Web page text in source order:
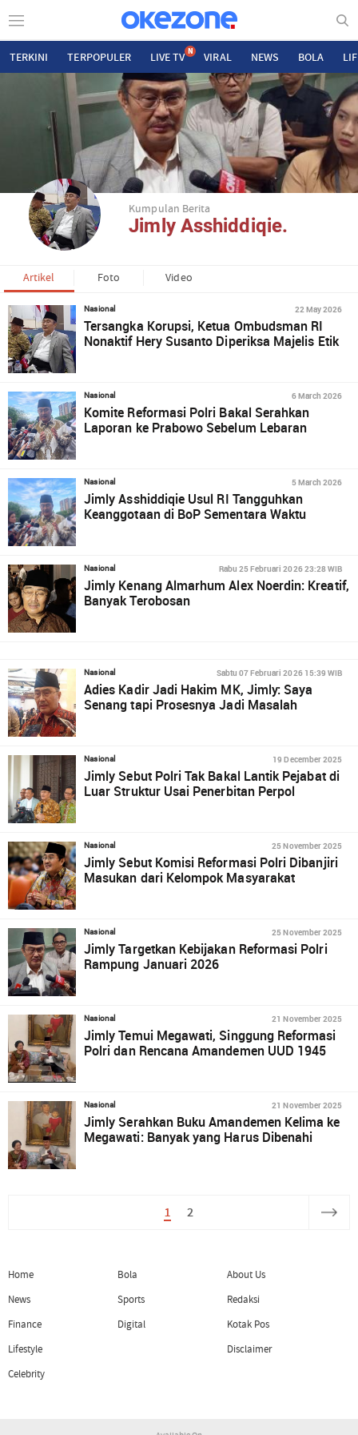
TERKINI TERPOPULER LIVE TV N VIRAL NEWS BOLA
Kumpulan Berita
Jimly Asshiddiqie.
Artikel Foto Video
Nasional 22 May 2026
Tersangka Korupsi, Ketua Ombudsman RI
Nonaktif Hery Susanto Diperiksa Majelis Etik
Nasional 6 March 2026
Komite Reformasi Polri Bakal Serahkan
Laporan ke Prabowo Sebelum Lebaran
Nasional 5 March 2026
Jimly Asshiddiqie Usul RI Tangguhkan
Keanggotaan di BoP Sementara Waktu
Nasional Rabu 25 Februari 2026 23:28 WIB
Jimly Kenang Almarhum Alex Noerdin: Kreatif,
Banyak Terobosan
Nasional Sabtu 07 Februari 2026 15:39 WIB
Adies Kadir Jadi Hakim MK, Jimly: Saya
Senang tapi Prosesnya Jadi Masalah
Nasional 19 December 2025
Jimly Sebut Polri Tak Bakal Lantik Pejabat di
Luar Struktur Usai Penerbitan Perpol
Nasional 25 November 2025
Jimly Sebut Komisi Reformasi Polri Dibanjiri
Masukan dari Kelompok Masyarakat
Nasional 25 November 2025
Jimly Targetkan Kebijakan Reformasi Polri
Rampung Januari 2026
Nasional 21 November 2025
Jimly Temui Megawati, Singgung Reformasi
Polri dan Rencana Amandemen UUD 1945
Nasional 21 November 2025
Jimly Serahkan Buku Amandemen Kelima ke
Megawati: Banyak yang Harus Dibenahi
1 2
Home
News
Finance
Lifestyle
Celebrity
Bola
Sports
Digital
About Us
Redaksi
Kotak Pos
Disclaimer